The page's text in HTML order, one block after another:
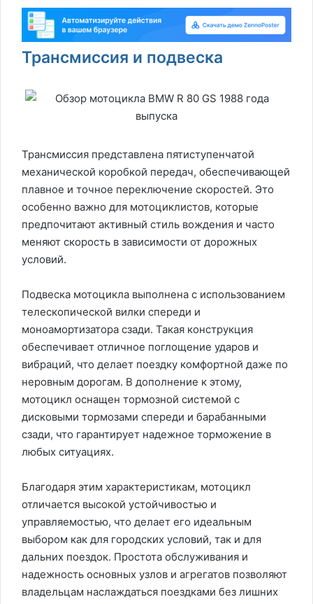
Трансмиссия и подвеска
Трансмиссия представлена пятиступенчатой
механической коробкой передач, обеспечивающей
плавное и точное переключение скоростей. Это
особенно важно для мотоциклистов, которые
предпочитают активный стиль вождения и часто
меняют скорость в зависимости от дорожных
условий.
Подвеска мотоцикла выполнена с использованием
телескопической вилки спереди и
моноамортизатора сзади. Такая конструкция
обеспечивает отличное поглощение ударов и
вибраций, что делает поездку комфортной даже по
неровным дорогам. В дополнение к этому,
мотоцикл оснащен тормозной системой с
дисковыми тормозами спереди и барабанными
сзади, что гарантирует надежное торможение в
любых ситуациях.
Благодаря этим характеристикам, мотоцикл
отличается высокой устойчивостью и
управляемостью, что делает его идеальным
выбором как для городских условий, так и для
дальних поездок. Простота обслуживания и
надежность основных узлов и агрегатов позволяют
владельцам наслаждаться поездками без лишних